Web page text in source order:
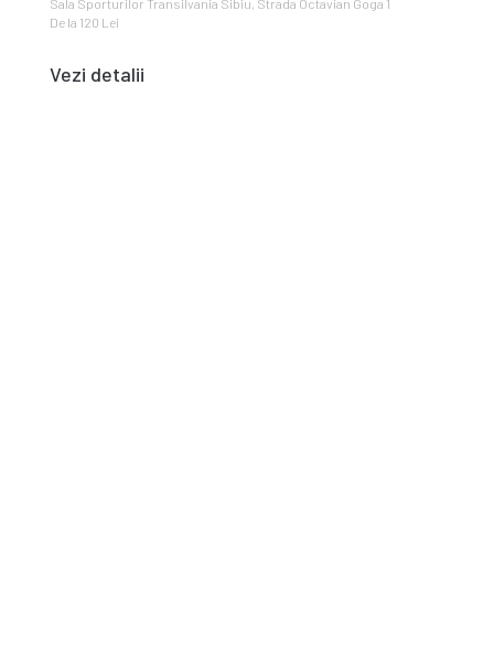
Sala Sporturilor Transilvania Sibiu, Strada Octavian Goga 1
De la 120 Lei
Vezi detalii